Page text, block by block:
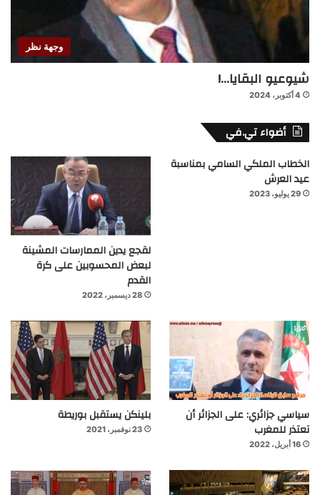
وجهة نظر
شيوعيو البقايا…!
4 أكتوبر، 2024
أضواء تي.في
الخطاب الملكي السامي بمناسبة
عيد العرش
29 يوليو، 2023
لقجع يدين الممارسات المشينة
لبعض المحسوبين على كرة
القدم
28 ديسمبر، 2022
سياسي جزائري: على الجزائر أن
تعتذر للمغرب
16 أبريل، 2022
بلينكن يستقبل بوريطة
23 نوفمبر، 2021